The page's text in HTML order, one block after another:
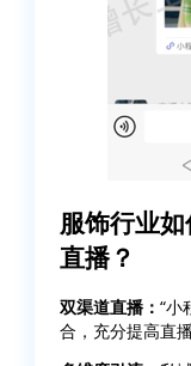
服饰行业
直播？
双渠道直播： “小
合，充分提高直